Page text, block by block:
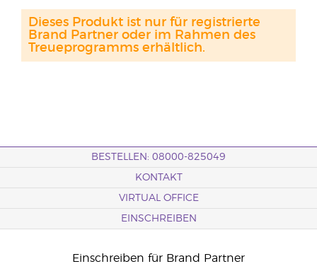
Dieses Produkt ist nur für registrierte
Brand Partner oder im Rahmen des
Treueprogramms erhältlich.
BESTELLEN: 08000-825049
KONTAKT
VIRTUAL OFFICE
EINSCHREIBEN
Einschreiben für Brand Partner